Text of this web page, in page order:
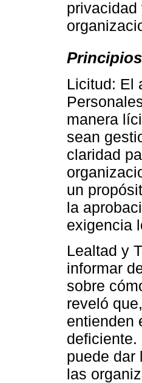
privacidad
Licitud: El
manera
sean
claridad
un
la
exigencia
Lealtad y
informar
sobre
reveló
entienden
puede dar
las